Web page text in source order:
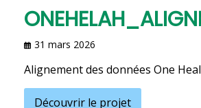
31 mars 2026
Alignement des données One
Découvrir le projet